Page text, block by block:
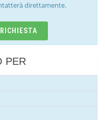
direttamente.
PER